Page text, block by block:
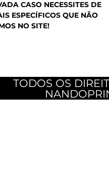
CASO NECESSITES DE
ESPECÍFICOS QUE NÃO
NO SITE!
TODOS OS